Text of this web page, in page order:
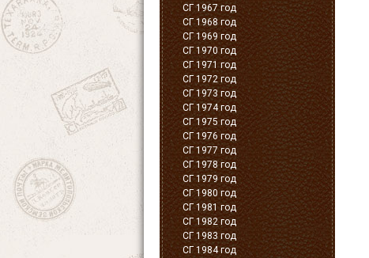
СГ 1967 год
СГ 1968 год
СГ 1969 год
СГ 1970 год
СГ 1971 год
СГ 1972 год
СГ 1973 год
СГ 1974 год
СГ 1975 год
СГ 1976 год
СГ 1977 год
СГ 1978 год
СГ 1979 год
СГ 1980 год
СГ 1981 год
СГ 1982 год
СГ 1983 год
СГ 1984 год